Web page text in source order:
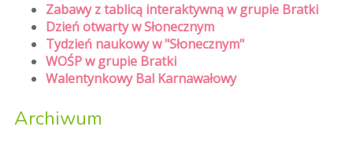
Zabawy z tablicą interaktywną w grupie Bratki
Dzień otwarty w Słonecznym
Tydzień naukowy w "Słonecznym"
WOŚP w grupie Bratki
Walentynkowy Bal Karnawałowy
Archiwum